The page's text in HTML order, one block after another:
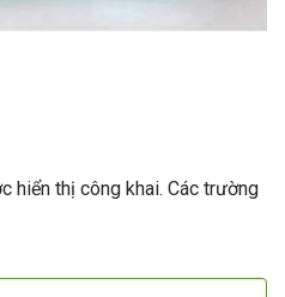
hiển thị công khai. Các trường